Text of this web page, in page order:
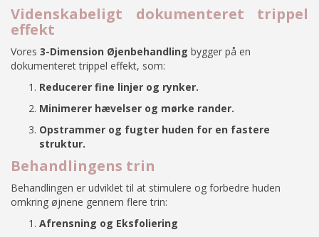
Videnskabeligt dokumenteret trippel
effekt
Vores 3-Dimension Øjenbehandling bygger på en
dokumenteret trippel effekt, som:
Reducerer fine linjer og rynker.
Minimerer hævelser og mørke rander.
Opstrammer og fugter huden for en fastere
struktur.
Behandlingens trin
Behandlingen er udviklet til at stimulere og forbedre huden
omkring øjnene gennem flere trin:
Afrensning og Eksfoliering